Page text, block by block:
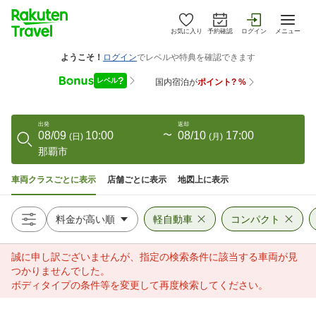
お気に入り 予約確認 ログイン メニュー
出発
08/09 (日) 10:00 〜
返却
08/10 (月 ) 17:00
那覇市
車両クラスごとに表示 店舗ごとに表示 地図上に表示
軽自動車 コンパクト
誠に申し訳ございませんが、指定の検索条件に該当する車両が見
つかりませんでした。
ボディタイプの条件等を変更して再度検索してください。